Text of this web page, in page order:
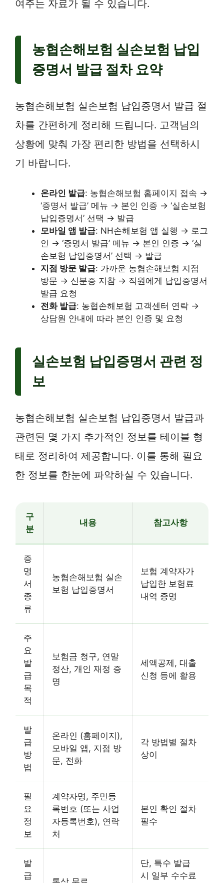
여주는 자료가 될 수 있습니다.
농협손해보험 실손보험 납입
증명서 발급 절차 요약
농협손해보험 실손보험 납입증명서 발급 절
차를 간편하게 정리해 드립니다. 고객님의
상황에 맞춰 가장 편리한 방법을 선택하시
기 바랍니다.
온라인 발급: 농협손해보험 홈페이지 접속 →
‘증명서 발급’ 메뉴 → 본인 인증 → ‘실손보험
납입증명서’ 선택 → 발급
모바일 앱 발급: NH손해보험 앱 실행 → 로그
인 → ‘증명서 발급’ 메뉴 → 본인 인증 → ‘실
손보험 납입증명서’ 선택 → 발급
지점 방문 발급: 가까운 농협손해보험 지점
방문 → 신분증 지참 → 직원에게 납입증명서
발급 요청
전화 발급: 농협손해보험 고객센터 연락 →
상담원 안내에 따라 본인 인증 및 요청
실손보험 납입증명서 관련 정
보
농협손해보험 실손보험 납입증명서 발급과
관련된 몇 가지 추가적인 정보를 테이블 형
태로 정리하여 제공합니다. 이를 통해 필요
한 정보를 한눈에 파악하실 수 있습니다.
구
분
내용 참고사항
증
명
서
종
류
농협손해보험 실손
보험 납입증명서
보험 계약자가
납입한 보험료
내역 증명
주
요
발
급
목
적
보험금 청구, 연말
정산, 개인 재정 증
명
세액공제, 대출
신청 등에 활용
발
급
방
법
온라인 (홈페이지),
모바일 앱, 지점 방
문, 전화
각 방법별 절차
상이
필
요
정
보
계약자명, 주민등
록번호 (또는 사업
자등록번호), 연락
처
본인 확인 절차
필수
발
급
단, 특수 발급
시 일부 수수료